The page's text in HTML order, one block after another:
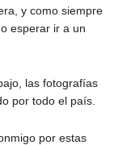
y como siempre
esperar ir a un
las fotografías
por todo el país.
por estas